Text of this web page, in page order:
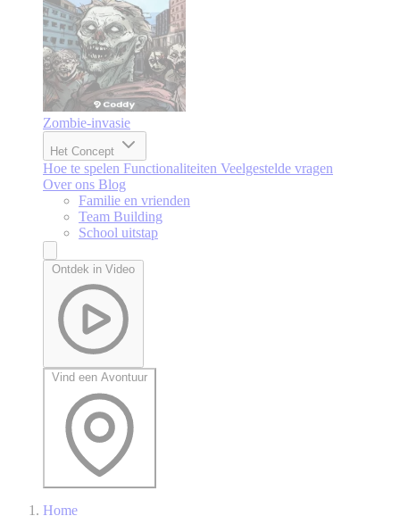
Zombie-invasie
Het Concept
Hoe te spelen Functionaliteiten Veelgestelde vragen
Over ons Blog
Familie en vrienden
Team Building
School uitstap
Ontdek in Video
Vind een Avontuur
Home